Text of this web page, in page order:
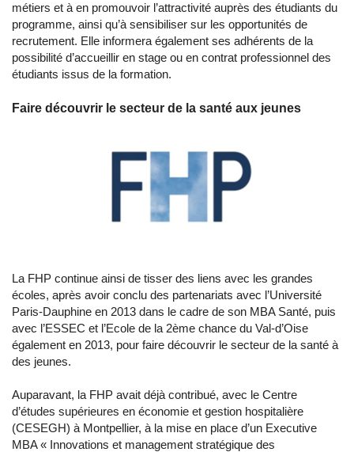
métiers et à en promouvoir l’attractivité auprès des étudiants du
programme, ainsi qu’à sensibiliser sur les opportunités de
recrutement. Elle informera également ses adhérents de la
possibilité d’accueillir en stage ou en contrat professionnel des
étudiants issus de la formation.
Faire découvrir le secteur de la santé aux jeunes
La FHP continue ainsi de tisser des liens avec les grandes
écoles, après avoir conclu des partenariats avec l’Université
Paris-Dauphine en 2013 dans le cadre de son MBA Santé, puis
avec l’ESSEC et l’Ecole de la 2ème chance du Val-d’Oise
également en 2013, pour faire découvrir le secteur de la santé à
des jeunes.
Auparavant, la FHP avait déjà contribué, avec le Centre
d’études supérieures en économie et gestion hospitalière
(CESEGH) à Montpellier, à la mise en place d’un Executive
MBA « Innovations et management stratégique des